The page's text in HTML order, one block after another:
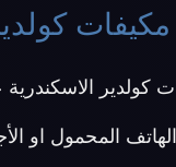
الاسكندرية
المحمول او